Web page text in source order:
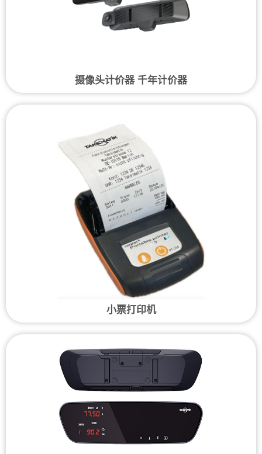
摄像头计价器 千年计价器
小票打印机